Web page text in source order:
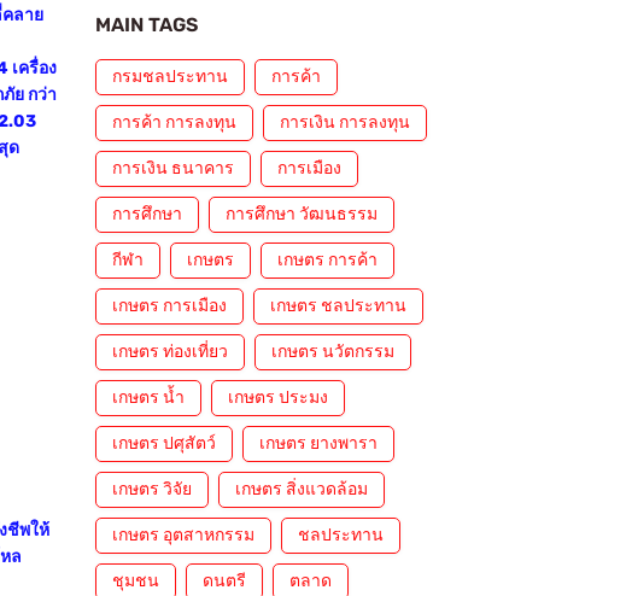
ลาย
เครื่อง
ย กว่า
ด
ชีพให้
ล
MAIN TAGS
กรมชลประทาน การค้า
การค้า การลงทุน การเงิน การลงทุน
การเงิน ธนาคาร การเมือง
การศึกษา การศึกษา วัฒนธรรม
กีฬา เกษตร เกษตร การค้า
เกษตร การเมือง เกษตร ชลประทาน
เกษตร ท่องเที่ยว เกษตร นวัตกรรม
เกษตร น้ำ เกษตร ประมง
เกษตร ปศุสัตว์ เกษตร ยางพารา
เกษตร วิจัย เกษตร สิ่งแวดล้อม
เกษตร อุตสาหกรรม ชลประทาน
ชุมชน ดนตรี ตลาด